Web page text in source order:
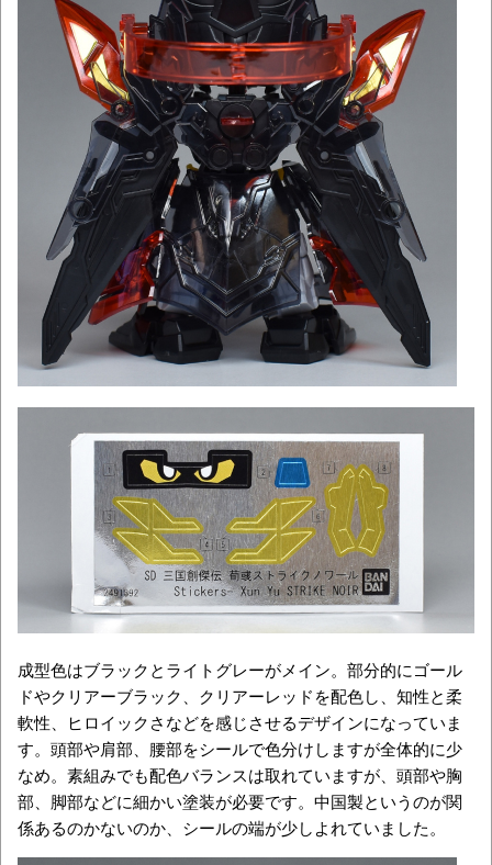
成型色はブラックとライトグレーがメイン。部分的にゴール
ドやクリアーブラック、クリアーレッドを配色し、知性と柔
軟性、ヒロイックさなどを感じさせるデザインになっていま
す。頭部や肩部、腰部をシールで色分けしますが全体的に少
なめ。素組みでも配色バランスは取れていますが、頭部や胸
部、脚部などに細かい塗装が必要です。中国製というのが関
係あるのかないのか、シールの端が少しよれていました。